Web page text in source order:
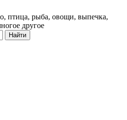
птица, рыба, овощи, выпечка,
другое